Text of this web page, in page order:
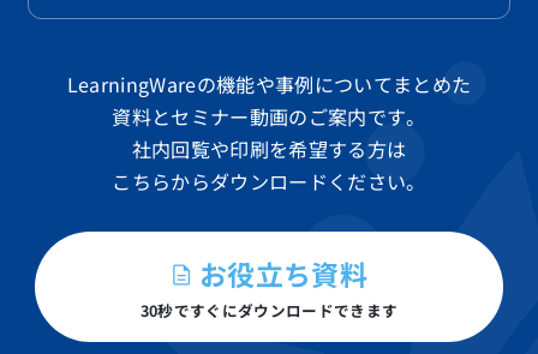
LearningWareの機能や事例についてまとめた
資料とセミナー動画のご案内です。
社内回覧や印刷を希望する方は
こちらからダウンロードください。
お役立ち資料
30秒ですぐにダウンロードできます